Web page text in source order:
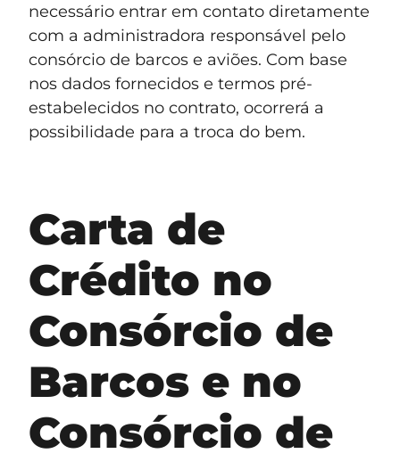
necessário entrar em contato diretamente
com a administradora responsável pelo
consórcio de barcos e aviões. Com base
nos dados fornecidos e termos pré-
estabelecidos no contrato, ocorrerá a
possibilidade para a troca do bem.
Carta de
Crédito no
Consórcio de
Barcos e no
Consórcio de